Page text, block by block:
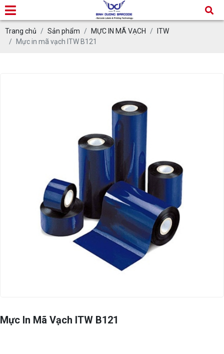
Trang chủ Sản phẩm MỰC IN MÃ VẠCH
ITW
Mực in mã vạch ITW B121
Mực In Mã Vạch ITW B121